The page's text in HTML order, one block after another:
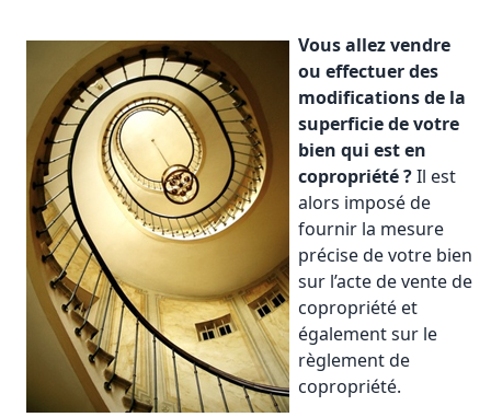
Vousallez vendre
ou effectuer des
modifications de la
superficie de votre
bien qui est en
copropriété ?Il est
alors imposé de
fournir la mesure
précise de votre bien
sur l’acte de vente de
copropriété et
également sur le
règlement de
copropriété.